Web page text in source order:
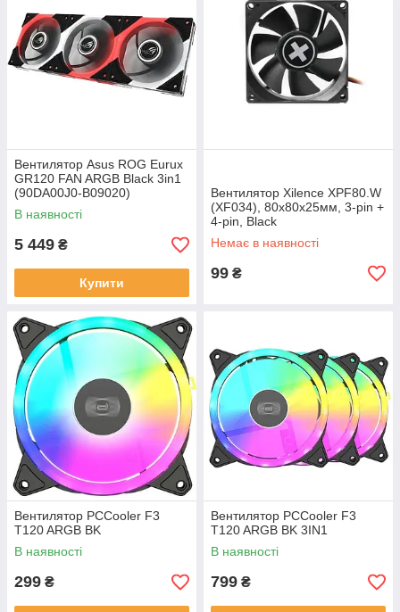
Вентилятор Asus ROG Eurux
GR120 FAN ARGB Black 3in1
(90DA00J0-B09020)
В наявності
5 449 ₴
Купити
Вентилятор Xilence XPF80.W
(XF034), 80х80х25мм, 3-pin +
4-pin, Black
Немає в наявності
99 ₴
Вентилятор PCCooler F3
T120 ARGB BK
В наявності
299 ₴
Вентилятор PCCooler F3
T120 ARGB BK 3IN1
В наявності
799 ₴